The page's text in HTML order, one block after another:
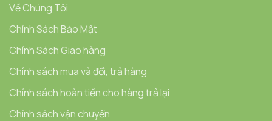
Về Chúng Tôi
Chính Sách Bảo Mật
Chính Sách Giao hàng
Chính sách mua và đổi, trả hàng
Chính sách hoàn tiền cho hàng trả lại
Chính sách vận chuyển